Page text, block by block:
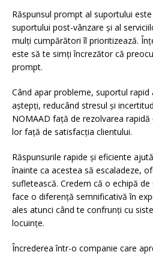
Răspunsul prompt al suportului
suportului post-vânzare și al
mulți cumpărători îl prioritizează.
este să te simți încrezător că
prompt.
Când apar probleme, suportul rapid
aștepți, reducând stresul și
NOMAAD față de rezolvarea
lor față de satisfacția clientului.
Răspunsurile rapide și eficiente
înainte ca acestea să escaladeze,
sufletească. Credem că o echipă
face o diferență semnificativă în
ales atunci când te confrunți cu
locuințe.
Încrederea într-o companie care